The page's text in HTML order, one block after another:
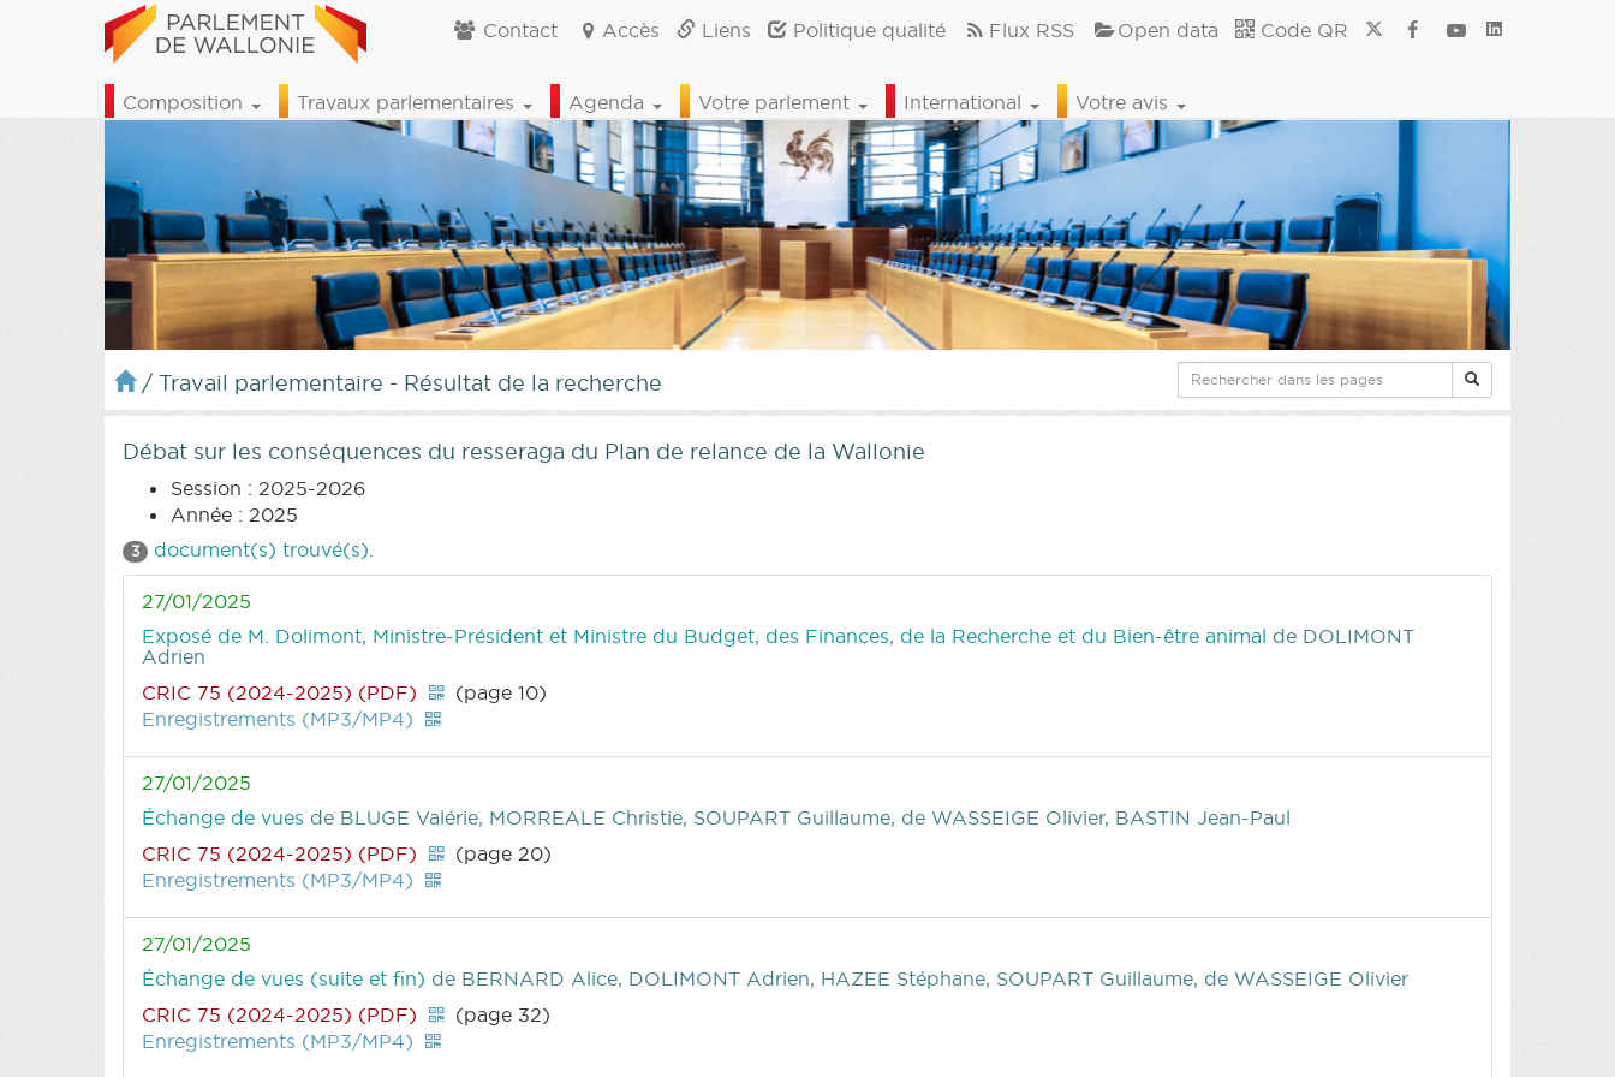
Contact Accès Liens Politique qualité Flux RSS Open data Code QR
Composition Travaux parlementaires Agenda Votre parlement International Votre avis
/ Travail parlementaire - Résultat de la recherche
Débat sur les conséquences du resseraga du Plan de relance de la Wallonie
Session : 2025-2026
Année : 2025
3 document(s) trouvé(s).
27/01/2025
Exposé de M. Dolimont, Ministre-Président et Ministre du Budget, des Finances, de la Recherche et du Bien-être animal de DOLIMONT
Adrien
CRIC 75 (2024-2025) (PDF)
(page 10)
Enregistrements (MP3/MP4)
27/01/2025
Échange de vues de BLUGE Valérie, MORREALE Christie, SOUPART Guillaume, de WASSEIGE Olivier, BASTIN Jean-Paul
CRIC 75 (2024-2025) (PDF)
(page 20)
Enregistrements (MP3/MP4)
27/01/2025
Échange de vues (suite et fin) de BERNARD Alice, DOLIMONT Adrien, HAZEE Stéphane, SOUPART Guillaume, de WASSEIGE Olivier
CRIC 75 (2024-2025) (PDF)
(page 32)
Enregistrements (MP3/MP4)